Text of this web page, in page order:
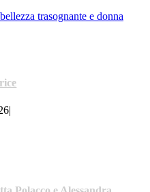
trasognante e donna
|